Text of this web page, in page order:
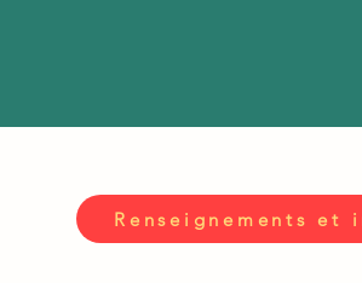
Renseignements et